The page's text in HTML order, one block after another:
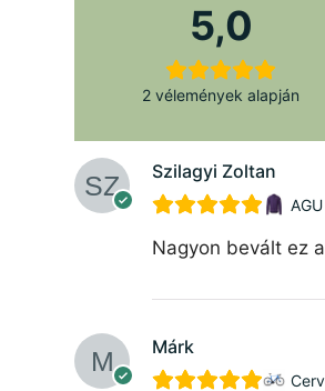
5,0
2 vélemények alapján
Szilagyi Zoltan
Nagyon bevált ez
Márk